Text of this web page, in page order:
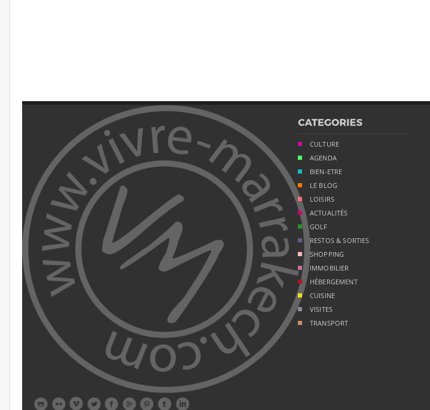
        
CULTURE
AGENDA
BIEN-ETRE
LE BLOG
LOISIRS
ACTUALITÉS
GOLF
RESTOS & SORTIES
SHOPPING
IMMOBILIER
HÉBERGEMENT
CUISINE
VISITES
TRANSPORT